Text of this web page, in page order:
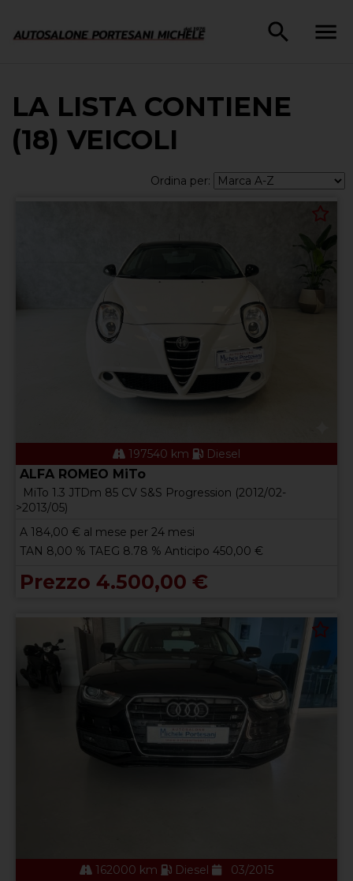
LA LISTA CONTIENE
(18) VEICOLI
Ordina per:
197540 km Diesel
ALFA ROMEO MiTo
MiTo 1.3 JTDm 85 CV S&S Progression (2012/02-
>2013/05)
A 184,00 € al mese per 24 mesi
TAN 8,00 % TAEG 8.78 % Anticipo 450,00 €
Prezzo 4.500,00 €
162000 km Diesel 03/2015